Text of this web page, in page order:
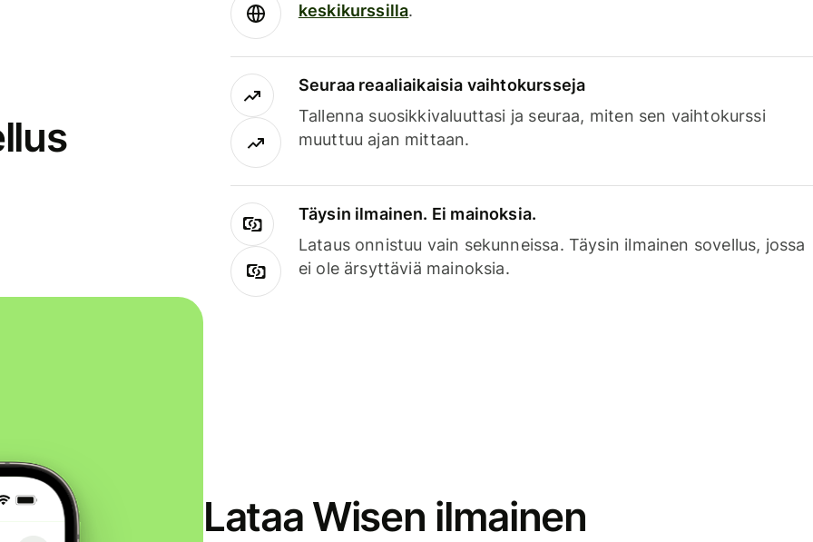
keskikurssilla.
Seuraa reaaliaikaisia vaihtokursseja
Tallenna suosikkivaluuttasi ja seuraa, miten sen vaihtokurssi
muuttuu ajan mittaan.
Täysin ilmainen. Ei mainoksia.
Lataus onnistuu vain sekunneissa. Täysin ilmainen sovellus, jossa
ei ole ärsyttäviä mainoksia.
Lataa Wisen ilmainen